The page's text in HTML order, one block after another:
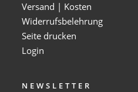
Versand | Kosten
Widerrufsbelehrung
Seite drucken
Login
NEWSLETTER